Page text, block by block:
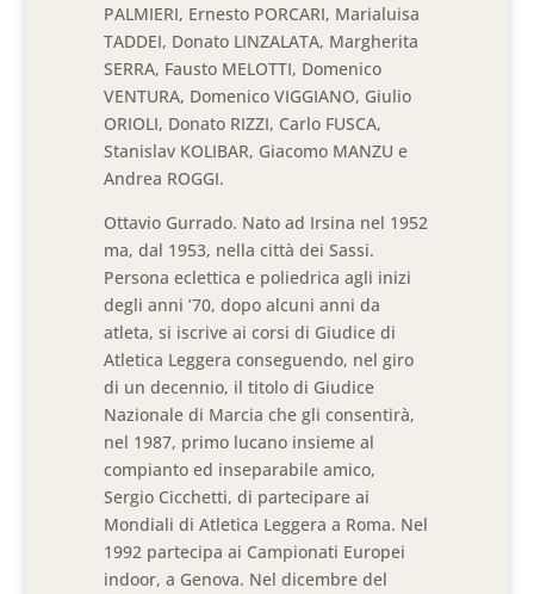
PALMIERI, Ernesto PORCARI, Marialuisa
TADDEI, Donato LINZALATA, Margherita
SERRA, Fausto MELOTTI, Domenico
VENTURA, Domenico VIGGIANO, Giulio
ORIOLI, Donato RIZZI, Carlo FUSCA,
Stanislav KOLIBAR, Giacomo MANZU e
Andrea ROGGI.
Ottavio Gurrado. Nato ad Irsina nel 1952
ma, dal 1953, nella città dei Sassi.
Persona eclettica e poliedrica agli inizi
degli anni ’70, dopo alcuni anni da
atleta, si iscrive ai corsi di Giudice di
Atletica Leggera conseguendo, nel giro
di un decennio, il titolo di Giudice
Nazionale di Marcia che gli consentirà,
nel 1987, primo lucano insieme al
compianto ed inseparabile amico,
Sergio Cicchetti, di partecipare ai
Mondiali di Atletica Leggera a Roma. Nel
1992 partecipa ai Campionati Europei
indoor, a Genova. Nel dicembre del